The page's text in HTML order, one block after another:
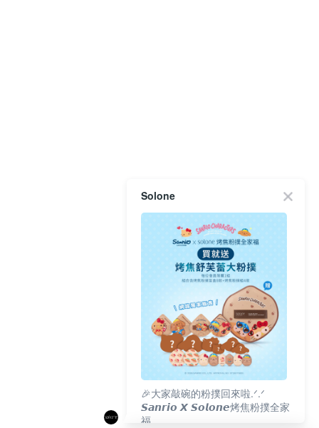
Solone
🎉大家敲碗的粉撲回來啦.ᐟ‪‪.ᐟ
𝙎𝙖𝙣𝙧𝙞𝙤 𝙓 𝙎𝙤𝙡𝙤𝙣𝙚烤焦粉撲全家
福